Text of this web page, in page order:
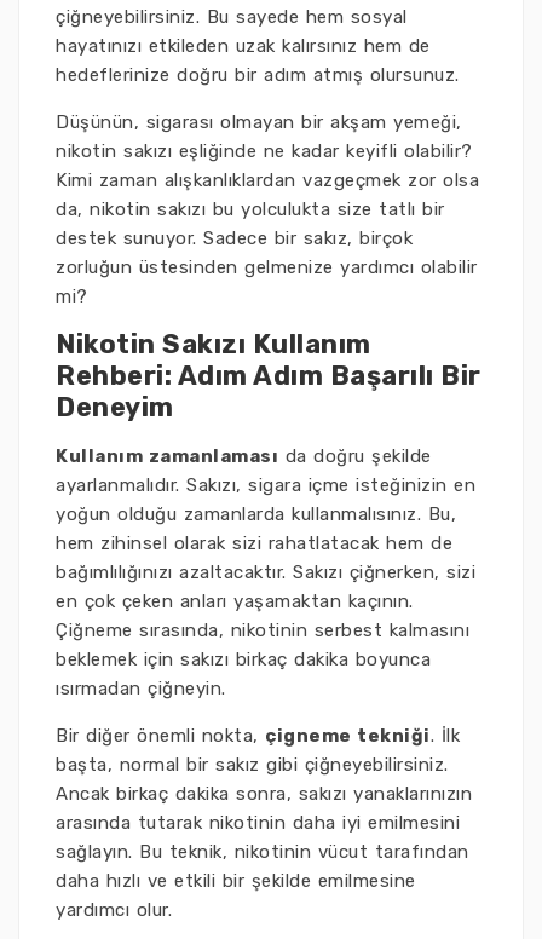
çiğneyebilirsiniz. Bu sayede hem sosyal
hayatınızı etkileden uzak kalırsınız hem de
hedeflerinize doğru bir adım atmış olursunuz.
Düşünün, sigarası olmayan bir akşam yemeği,
nikotin sakızı eşliğinde ne kadar keyifli olabilir?
Kimi zaman alışkanlıklardan vazgeçmek zor olsa
da, nikotin sakızı bu yolculukta size tatlı bir
destek sunuyor. Sadece bir sakız, birçok
zorluğun üstesinden gelmenize yardımcı olabilir
mi?
Nikotin Sakızı Kullanım
Rehberi: Adım Adım Başarılı Bir
Deneyim
Kullanım zamanlaması da doğru şekilde
ayarlanmalıdır. Sakızı, sigara içme isteğinizin en
yoğun olduğu zamanlarda kullanmalısınız. Bu,
hem zihinsel olarak sizi rahatlatacak hem de
bağımlılığınızı azaltacaktır. Sakızı çiğnerken, sizi
en çok çeken anları yaşamaktan kaçının.
Çiğneme sırasında, nikotinin serbest kalmasını
beklemek için sakızı birkaç dakika boyunca
ısırmadan çiğneyin.
Bir diğer önemli nokta, çigneme tekniği. İlk
başta, normal bir sakız gibi çiğneyebilirsiniz.
Ancak birkaç dakika sonra, sakızı yanaklarınızın
arasında tutarak nikotinin daha iyi emilmesini
sağlayın. Bu teknik, nikotinin vücut tarafından
daha hızlı ve etkili bir şekilde emilmesine
yardımcı olur.